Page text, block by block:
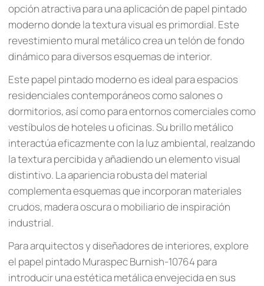
opción atractiva para una aplicación de papel pintado
moderno donde la textura visual es primordial. Este
revestimiento mural metálico crea un telón de fondo
dinámico para diversos esquemas de interior.
Este papel pintado moderno es ideal para espacios
residenciales contemporáneos como salones o
dormitorios, así como para entornos comerciales como
vestíbulos de hoteles u oficinas. Su brillo metálico
interactúa eficazmente con la luz ambiental, realzando
la textura percibida y añadiendo un elemento visual
distintivo. La apariencia robusta del material
complementa esquemas que incorporan materiales
crudos, madera oscura o mobiliario de inspiración
industrial.
Para arquitectos y diseñadores de interiores, explore
el papel pintado Muraspec Burnish-10764 para
introducir una estética metálica envejecida en sus